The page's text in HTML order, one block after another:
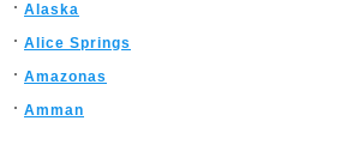
Alaska
Alice Springs
Amazonas
Amman